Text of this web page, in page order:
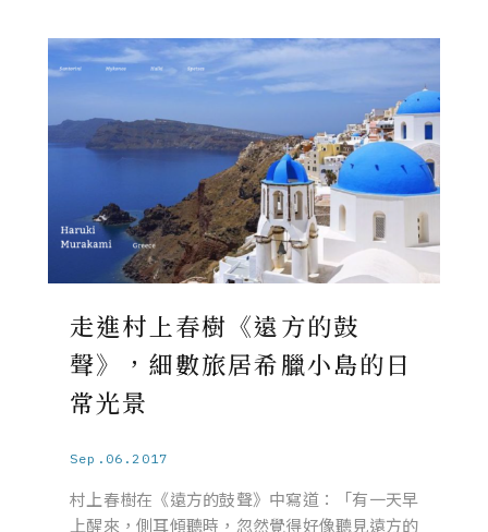
走進村上春樹《遠方的鼓
聲》，細數旅居希臘小島的日
常光景
Sep.06.2017
村上春樹在《遠方的鼓聲》中寫道：「有一天早
上醒來，側耳傾聽時，忽然覺得好像聽見遠方的